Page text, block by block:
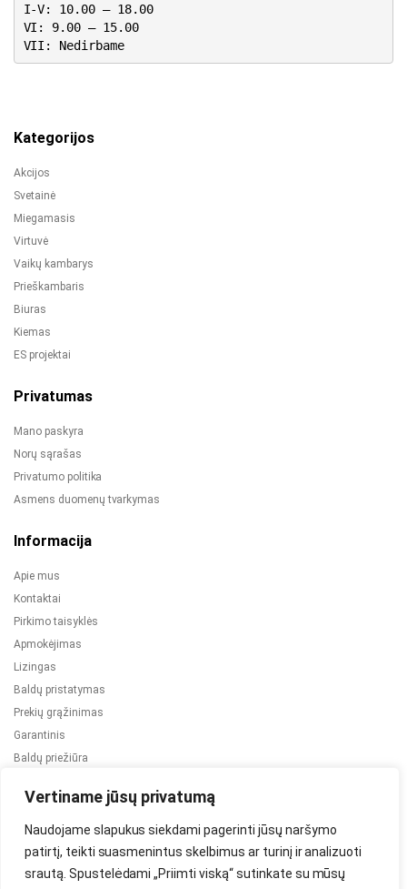
Vertiname jūsų privatumą
Naudojame slapukus siekdami pagerinti jūsų naršymo
patirtį, teikti suasmenintus skelbimus ar turinį ir analizuoti
srautą. Spustelėdami „Priimti viską“ sutinkate su mūsų
I-V: 10.00 – 18.00
VI: 9.00 – 15.00
VII: Nedirbame
Kategorijos
Akcijos
Svetainė
Miegamasis
Virtuvė
Vaikų kambarys
Prieškambaris
Biuras
Kiemas
ES projektai
Privatumas
Mano paskyra
Norų sąrašas
Privatumo politika
Asmens duomenų tvarkymas
Informacija
Apie mus
Kontaktai
Pirkimo taisyklės
Apmokėjimas
Lizingas
Baldų pristatymas
Prekių grąžinimas
Garantinis
Baldų priežiūra